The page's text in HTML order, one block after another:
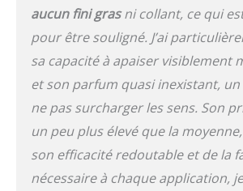
aucun fini grasni collant, ce qui
pour être souligné. J’ai
sa capacité à apaiser visiblement
et son parfum quasi inexistant,
ne pas surcharger les sens. Son
un peu plus élevé que la
son efficacité redoutable et de la
nécessaire à chaque application,